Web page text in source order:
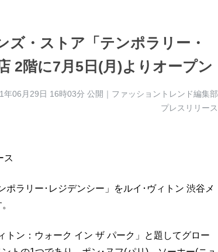
ズ・ストア「テンポラリー・
2階に7月5日(月)よりオープン
年06月29日 16時03分 公開｜ファッショントレンド編集部
プレスリリース
ス
ラリー･レジデンシー」をルイ･ヴィトン 渋谷メ
トン：ウォーク イン ザ パーク」と題してグロー